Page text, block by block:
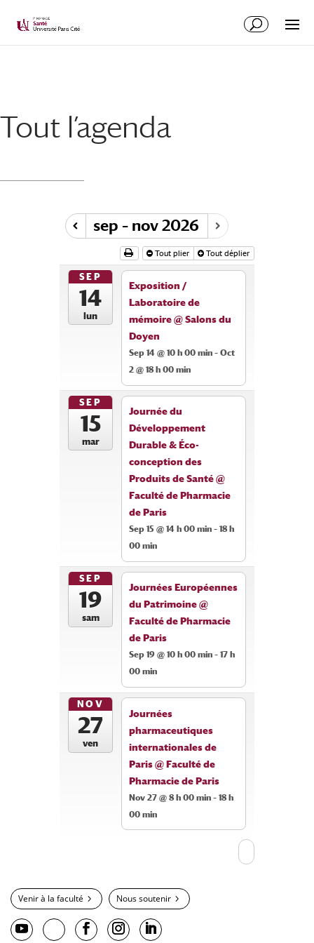
Tout l’agenda
sep – nov 2026
Tout plier Tout déplier
SEP
14
lun
Exposition /
Laboratoire de
mémoire@ Salons du
Doyen
Sep 14 @ 10 h 00 min – Oct
2 @ 18 h 00 min
SEP
15
mar
Journée du
Développement
Durable & Éco-
conception des
Produits de Santé@
Faculté de Pharmacie
de Paris
Sep 15 @ 14 h 00 min – 18 h
00 min
SEP
19
sam
Journées Européennes
du Patrimoine@
Faculté de Pharmacie
de Paris
Sep 19 @ 10 h 00 min – 17 h
00 min
NOV
27
ven
Journées
pharmaceutiques
internationales de
Paris@ Faculté de
Pharmacie de Paris
Nov 27 @ 8 h 00 min – 18 h
00 min
Venir à la faculté Nous soutenir